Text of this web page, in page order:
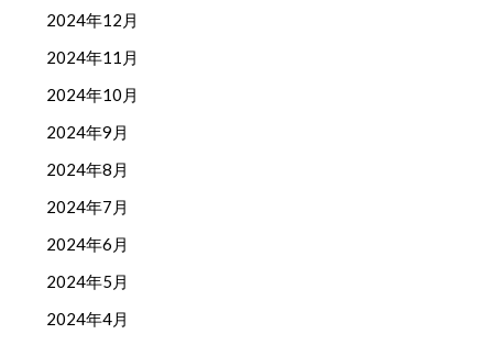
2024年12月
2024年11月
2024年10月
2024年9月
2024年8月
2024年7月
2024年6月
2024年5月
2024年4月